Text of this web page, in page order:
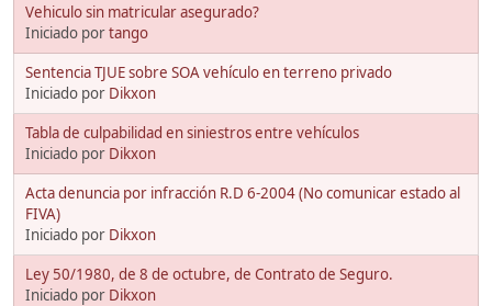
Vehiculo sin matricular asegurado?
Iniciado portango
Sentencia TJUE sobre SOA vehículo en terreno privado
Iniciado por Dikxon
Tabla de culpabilidad en siniestros entre vehículos
Iniciado por Dikxon
Acta denuncia por infracción R.D 6-2004 (No comunicar estado al
FIVA)
Iniciado por Dikxon
Ley 50/1980, de 8 de octubre, de Contrato de Seguro.
Iniciado por Dikxon